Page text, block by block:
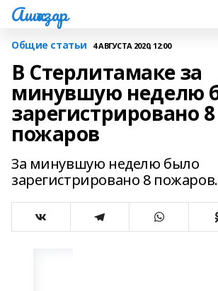
Ашҡаҙар
Общие статьи 4 АВГУСТА 2020, 12:00
В Стерлитамаке за
минувшую неделю
зарегистрировано 8
пожаров
За минувшую неделю было
зарегистрировано 8 пожаров.